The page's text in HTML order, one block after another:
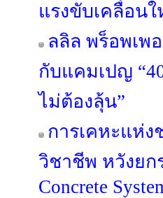
แรงขับเคลื่อนใ
ลลิล พร็อพเพ
กับแคมเปญ
ไม่ต้องลุ้น”
การเคหะแห่
วิชาชีพ หวังยก
Concrete